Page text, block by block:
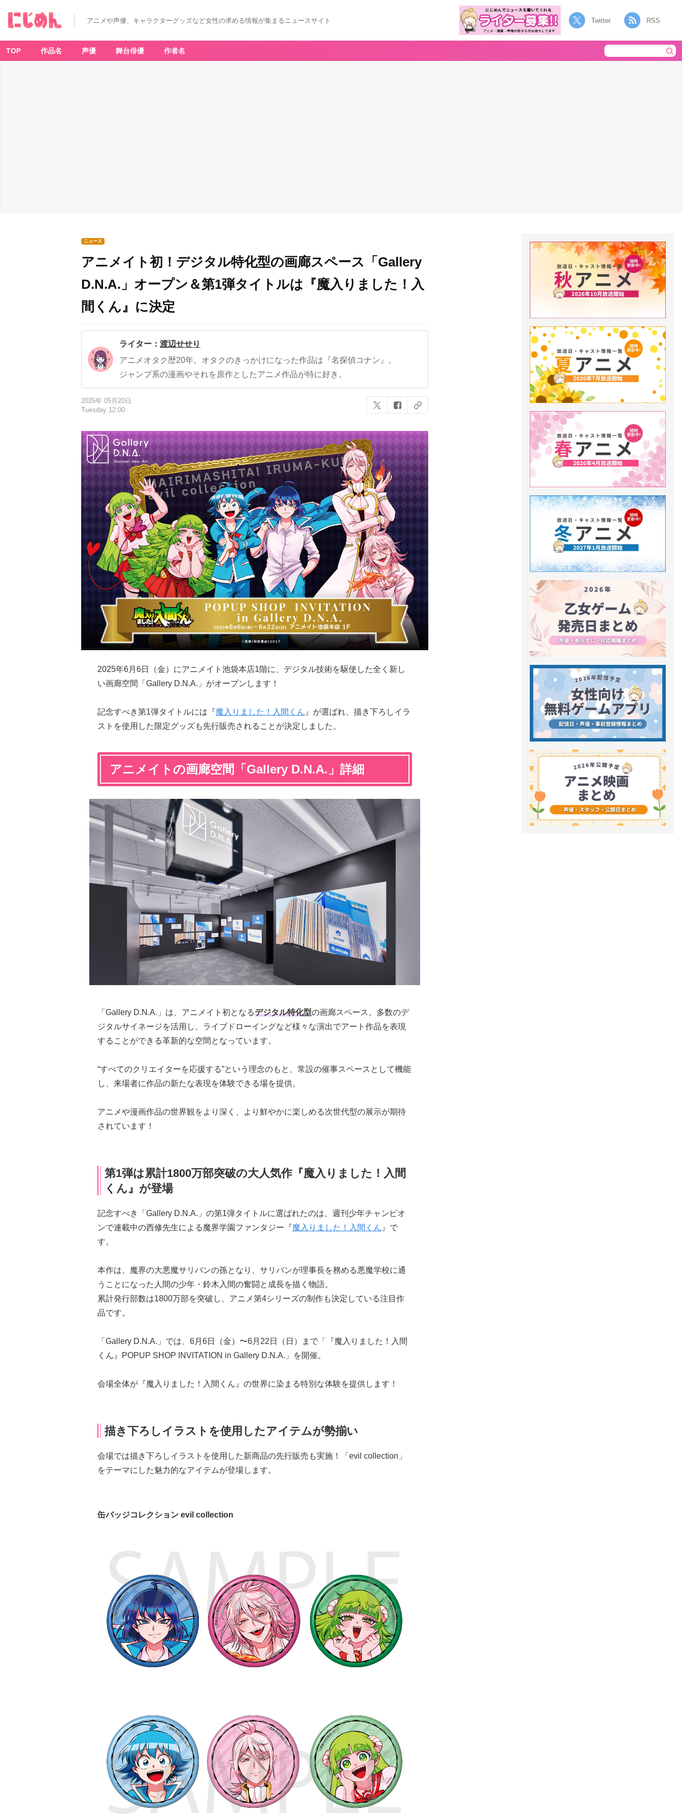
アニメや声優、キャラクターグッズなど女性の求める情報が集まるニュースサイト Twitter RSS
TOP 作品名 声優 舞台俳優 作者名
ニュース
アニメイト初！デジタル特化型の画廊スペース「Gallery
D.N.A.」オープン＆第1弾タイトルは『魔入りました！入
間くん』に決定
ライター： 渡辺せせり
アニメオタク歴20年。オタクのきっかけになった作品は『名探偵コナン』。
ジャンプ系の漫画やそれを原作としたアニメ作品が特に好き。
2025年 05月20日
Tuesday 12:00
2025年6月6日（金）にアニメイト池袋本店1階に、デジタル技術を駆使した全く新し
い画廊空間「Gallery D.N.A.」がオープンします！
記念すべき第1弾タイトルには『魔入りました！入間くん 』が選ばれ、描き下ろしイラ
ストを使用した限定グッズも先行販売されることが決定しました。
アニメイトの画廊空間「Gallery D.N.A.」詳細
「Gallery D.N.A.」は、アニメイト初となるデジタル特化型の画廊スペース。多数のデ
ジタルサイネージを活用し、ライブドローイングなど様々な演出でアート作品を表現
することができる革新的な空間となっています。
“すべてのクリエイターを応援する”という理念のもと、常設の催事スペースとして機能
し、来場者に作品の新たな表現を体験できる場を提供。
アニメや漫画作品の世界観をより深く、より鮮やかに楽しめる次世代型の展示が期待
されています！
第1弾は累計1800万部突破の大人気作『魔入りました！入間
くん』が登場
記念すべき「Gallery D.N.A.」の第1弾タイトルに選ばれたのは、週刊少年チャンピオ
ンで連載中の西修先生による魔界学園ファンタジー『魔入りました！入間くん 』で
す。
本作は、魔界の大悪魔サリバンの孫となり、サリバンが理事長を務める悪魔学校に通
うことになった人間の少年・鈴木入間の奮闘と成長を描く物語。
累計発行部数は1800万部を突破し、アニメ第4シリーズの制作も決定している注目作
品です。
「Gallery D.N.A.」では、6月6日（金）〜6月22日（日）まで「『魔入りました！入間
くん』POPUP SHOP INVITATION in Gallery D.N.A.」を開催。
会場全体が『魔入りました！入間くん』の世界に染まる特別な体験を提供します！
描き下ろしイラストを使用したアイテムが勢揃い
会場では描き下ろしイラストを使用した新商品の先行販売も実施！「evil collection」
をテーマにした魅力的なアイテムが登場します。
缶バッジコレクション evil collection